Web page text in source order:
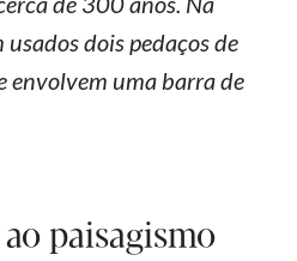
dois pedaços de
envolvem uma barra de
paisagismo